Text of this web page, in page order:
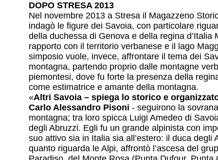
DOPO STRESA 2013
Nel novembre 2013 a Stresa il Magazzeno
indagò le figure dei Savoia, con particolare
della duchessa di Genova e della regina d’Italia
rapporto con il territorio verbanese e il lago
simposio vuole, invece, affrontare il tema dei
montagna, partendo proprio dalle montagne
piemontesi, dove fu forte la presenza della
come estimatrice e amante della montagna.
«Altri Savoia – spiega lo storico e
Carlo Alessandro Pisoni - seguirono la
montagna; tra loro spicca Luigi Amedeo di
degli Abruzzi. Egli fu un grande alpinista con
suo attivo sia in Italia sia all’estero: il duca degli
quanto riguarda le Alpi, affrontò l’ascesa del